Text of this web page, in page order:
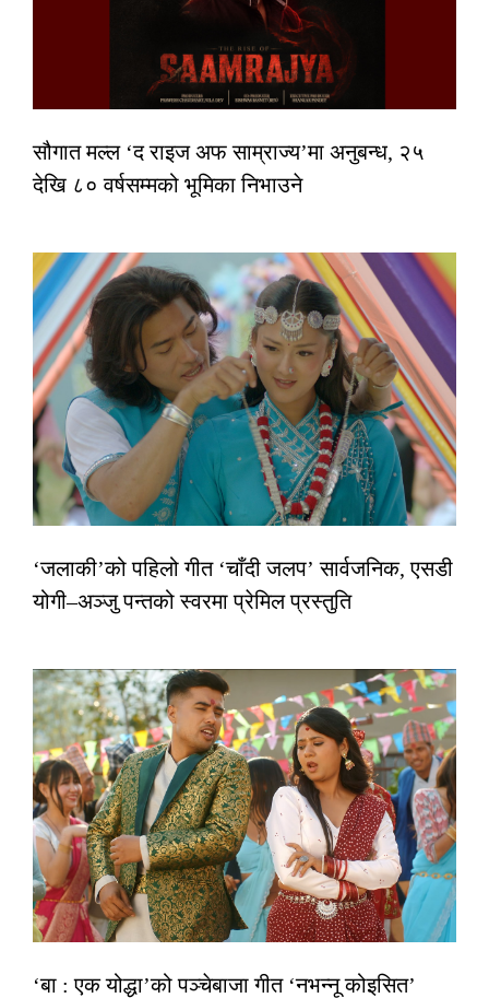
सौगात मल्ल ‘द राइज अफ साम्राज्य’मा अनुबन्ध, २५
देखि ८० वर्षसम्मको भूमिका निभाउने
‘जलाकी’को पहिलो गीत ‘चाँदी जलप’ सार्वजनिक, एसडी
योगी–अञ्जु पन्तको स्वरमा प्रेमिल प्रस्तुति
‘बा : एक योद्धा’को पञ्चेबाजा गीत ‘नभन्नू कोइसित’